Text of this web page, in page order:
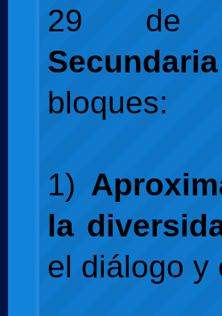
29 de
Secundaria
bloques:
1)
la
el diálogo y